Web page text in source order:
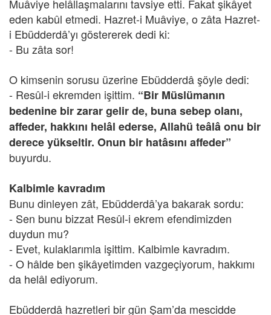
Muâviye helâllaşmalarını tavsiye etti. Fakat şikâyet
eden kabûl etmedi. Hazret-i Muâviye, o zâta Hazret-
i Ebüdderdâ’yı göstererek dedi ki:
- Bu zâta sor!
O kimsenin sorusu üzerine Ebüdderdâ şöyle dedi:
- Resûl-i ekremden işittim. “Bir Müslümanın
bedenine bir zarar gelir de, buna sebep olanı,
affeder, hakkını helâl ederse, Allahü teâlâ onu bir
derece yükseltir. Onun bir hatâsını affeder”
buyurdu.
Kalbimle kavradım
Bunu dinleyen zât, Ebüdderdâ’ya bakarak sordu:
- Sen bunu bizzat Resûl-i ekrem efendimizden
duydun mu?
- Evet, kulaklarımla işittim. Kalbimle kavradım.
- O hâlde ben şikâyetimden vazgeçiyorum, hakkımı
da helâl ediyorum.
Ebüdderdâ hazretleri bir gün Şam’da mescidde